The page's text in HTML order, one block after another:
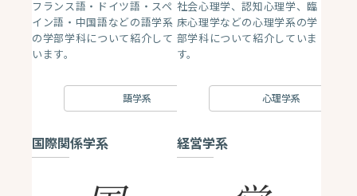
フランス語・ドイツ語・スペ
イン語・中国語などの語学系
の学部学科について紹介して
います。
語学系
社会心理学、認知心理学、臨
床心理学などの心理学系の学
部学科について紹介していま
す。
心理学系
国際関係学系 経営学系